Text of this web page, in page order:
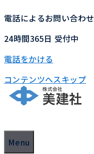
電話によるお問い合わせ
24時間365日 受付中
電話をかける
コンテンツへスキップ
Menu